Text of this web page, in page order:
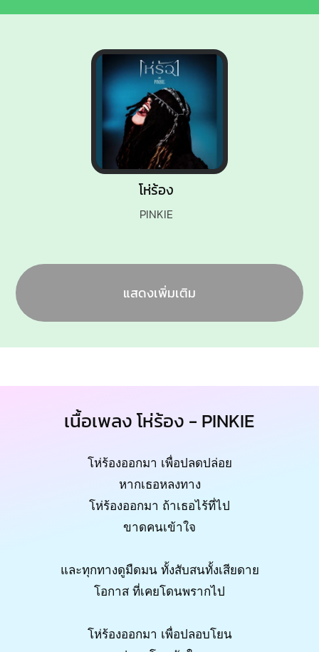
โห่ร้อง
PINKIE
แสดงเพิ่มเติม
เนื้อเพลง โห่ร้อง - PINKIE
โห่ร้องออกมา เพื่อปลดปล่อย
หากเธอหลงทาง
โห่ร้องออกมา ถ้าเธอไร้ที่ไป
ขาดคนเข้าใจ
และทุกทางดูมืดมน ทั้งสับสนทั้งเสียดาย
โอกาส ที่เคยโดนพรากไป
โห่ร้องออกมา เพื่อปลอบโยน